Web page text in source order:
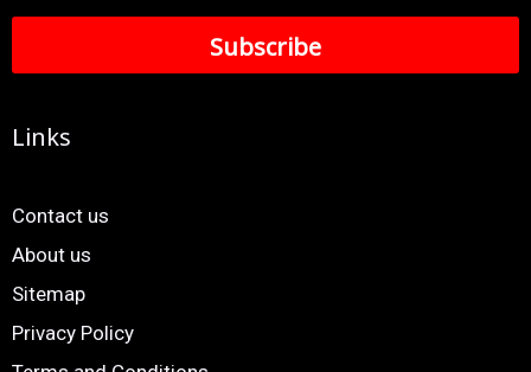
Links
Contact us
About us
Sitemap
Privacy Policy